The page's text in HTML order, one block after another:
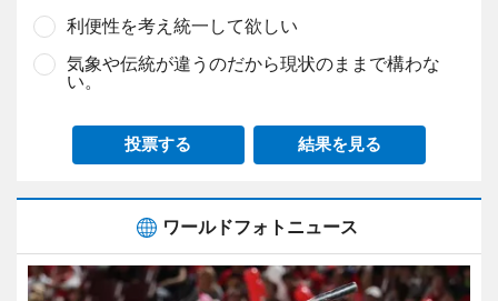
利便性を考え統一して欲しい
気象や伝統が違うのだから現状のままで構わな
い。
投票する 結果を見る
ワールドフォトニュース